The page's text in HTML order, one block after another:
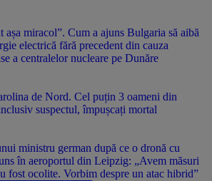
așa miracol”. Cum a ajuns Bulgaria să aibă
electrică fără precedent din cauza
a centralelor nucleare pe Dunăre
de Nord. Cel puțin 3 oameni din
suspectul, împușcați mortal
ministru german după ce o dronă cu
în aeroportul din Leipzig: „Avem măsuri
fost ocolite. Vorbim despre un atac hibrid”